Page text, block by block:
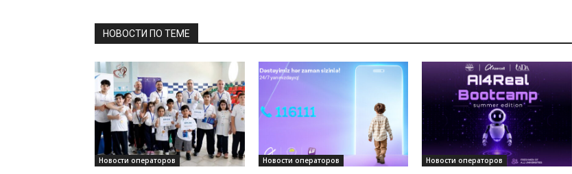
НОВОСТИ ПО ТЕМЕ
Новости операторов Новости операторов Новости операторов